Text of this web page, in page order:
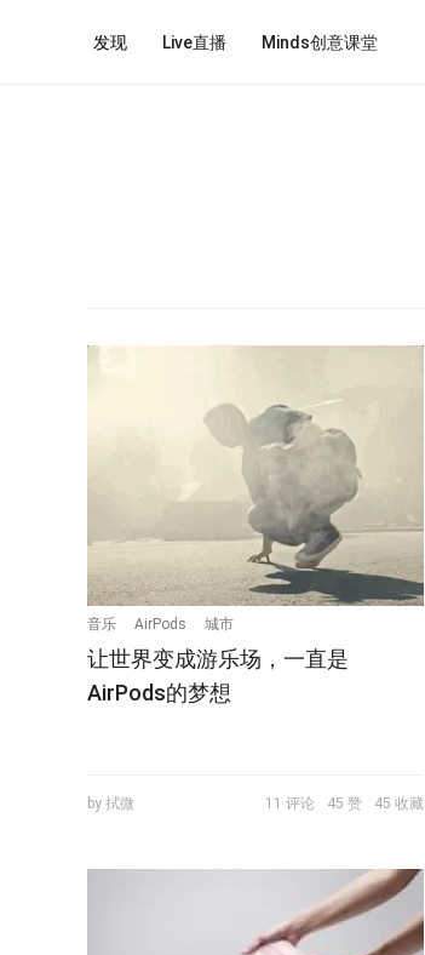
发现 Live直播 Minds创意课堂
音乐 AirPods 城市
让世界变成游乐场，一直是
AirPods的梦想
by 拭微 11 评论 45 赞 45 收藏